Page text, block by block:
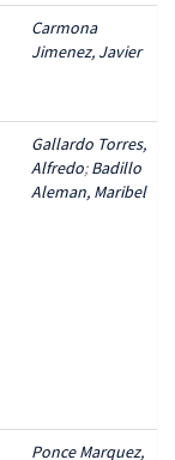
Carmona
Jimenez, Javier
Gallardo Torres,
Alfredo;Badillo
Aleman, Maribel
Ponce Marquez,